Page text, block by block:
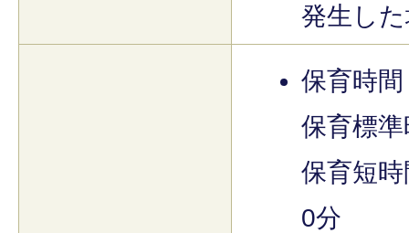
発生し
保育時間
保育標
保育短
0分